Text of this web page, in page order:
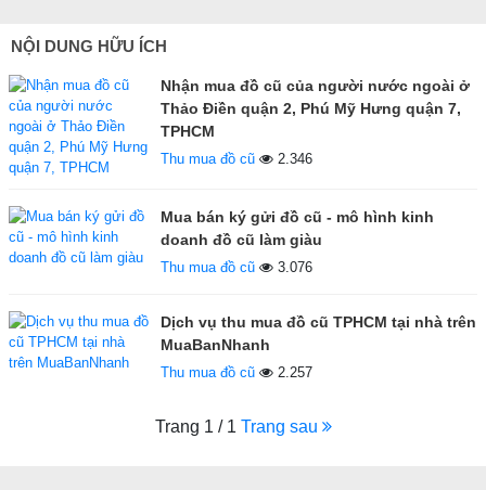
NỘI DUNG HỮU ÍCH
Nhận mua đồ cũ của người nước ngoài ở
Thảo Điền quận 2, Phú Mỹ Hưng quận 7,
TPHCM
Thu mua đồ cũ 2.346
Mua bán ký gửi đồ cũ - mô hình kinh
doanh đồ cũ làm giàu
Thu mua đồ cũ 3.076
Dịch vụ thu mua đồ cũ TPHCM tại nhà trên
MuaBanNhanh
Thu mua đồ cũ 2.257
Trang 1 / 1 Trang sau